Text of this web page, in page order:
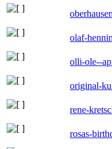
olaf-
olli-ole--
original-
rene-
rosas-